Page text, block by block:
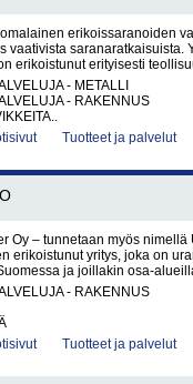
erikoissaranoiden
vaativista saranaratkaisuista.
erikoistunut erityisesti
- METALLI
- RAKENNUS
Tuotteet ja palvelut
Oy – tunnetaan myös
erikoistunut yritys, joka on
ja joillakin osa-
- RAKENNUS
Tuotteet ja palvelut